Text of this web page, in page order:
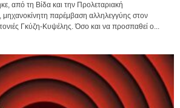
από τη Βίδα και την Προλεταριακή
μηχανοκίνητη παρέμβαση αλληλεγγύης στον
Γκύζη-Κυψέλης. Όσο και να προσπαθεί ο...